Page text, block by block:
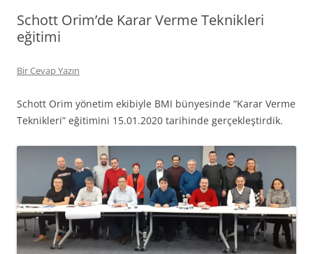
Schott Orim’de Karar Verme Teknikleri
eğitimi
Bir Cevap Yazın
Schott Orim yönetim ekibiyle BMI bünyesinde “Karar Verme
Teknikleri” eğitimini 15.01.2020 tarihinde gerçekleştirdik.